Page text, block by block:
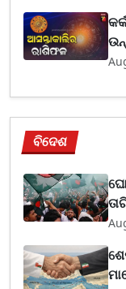
ବିଦେଶ